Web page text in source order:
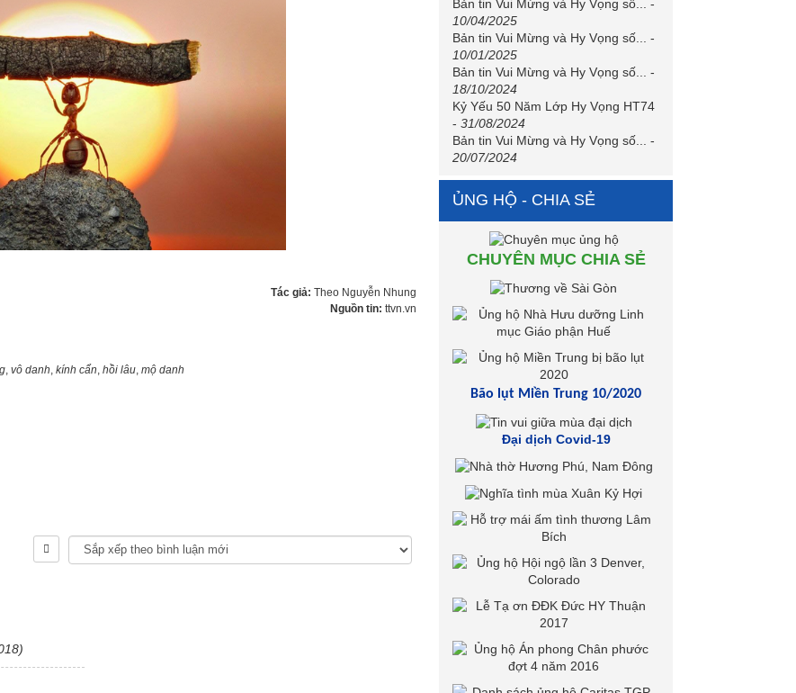
Tác giả: Theo Nguyễn Nhung
Nguồn tin: ttvn.vn
vô danh kính cẩn hồi lâu mộ danh
Bản tin Vui Mừng và Hy Vọng số...
-
10/04/2025
Bản tin Vui Mừng và Hy Vọng số...
-
10/01/2025
Bản tin Vui Mừng và Hy Vọng số...
-
18/10/2024
Kỷ Yếu 50 Năm Lớp Hy Vọng HT74
- 31/08/2024
Bản tin Vui Mừng và Hy Vọng số...
-
20/07/2024
ỦNG HỘ - CHIA SẺ
CHUYÊN MỤC CHIA SẺ
Bão lụt Miền Trung 10/2020
Đại dịch Covid-19